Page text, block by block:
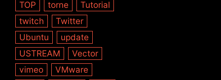
TOP
torne
Tutorial
twitch
Twitter
Ubuntu
update
USTREAM
Vector
vimeo
VMware